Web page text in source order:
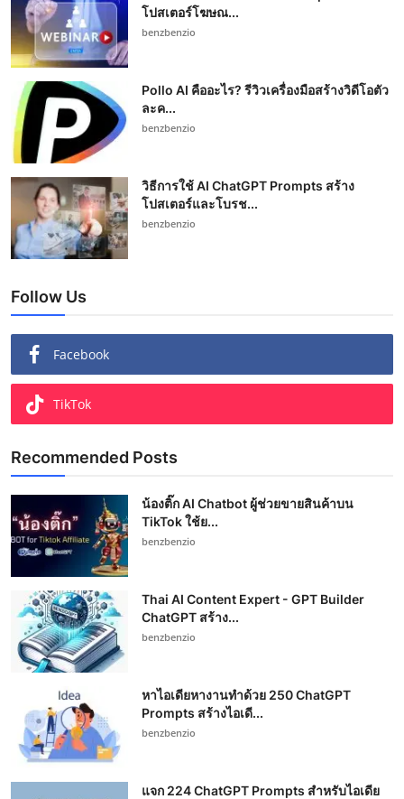
โปสเตอร์โฆษณ...
benzbenzio
Pollo AI คืออะไร? รีวิวเครื่องมือสร้างวิดีโอตัว
ละค...
benzbenzio
วิธีการใช้ AI ChatGPT Prompts สร้าง
โปสเตอร์และโบรช...
benzbenzio
Follow Us
Facebook
TikTok
Recommended Posts
น้องติ๊ก AI Chatbot ผู้ช่วยขายสินค้าบน
TikTok ใช้ย...
benzbenzio
Thai AI Content Expert - GPT Builder
ChatGPT สร้าง...
benzbenzio
หาไอเดียหางานทำด้วย 250 ChatGPT
Prompts สร้างไอเดี...
benzbenzio
แจก 224 ChatGPT Prompts สำหรับไอเดีย